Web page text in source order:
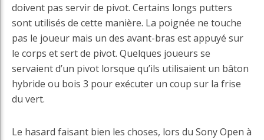
doivent pas servir de pivot. Certains longs putters
sont utilisés de cette manière. La poignée ne touche
pas le joueur mais un des avant-bras est appuyé sur
le corps et sert de pivot. Quelques joueurs se
servaient d’un pivot lorsque qu’ils utilisaient un bâton
hybride ou bois 3 pour exécuter un coup sur la frise
du vert.
Le hasard faisant bien les choses, lors du Sony Open à